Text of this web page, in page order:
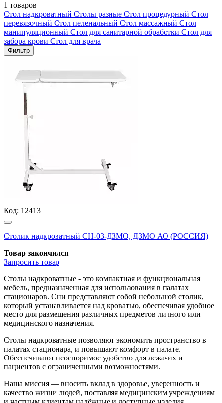
1 товаров
Стол надкроватный Столы разные Стол процедурный Стол
перевязочный Стол пеленальный Стол массажный Стол
манипуляционный Стол для санитарной обработки Стол для
забора крови Стол для врача
Фильтр
Код: 12413
Столик надкроватный СН-03-ДЗМО, ДЗМО АО (РОССИЯ)
Товар закончился
Запросить товар
Столы надкроватные - это компактная и функциональная
мебель, предназначенная для использования в палатах
стационаров. Они представляют собой небольшой столик,
который устанавливается над кроватью, обеспечивая удобное
место для размещения различных предметов личного или
медицинского назначения.
Столы надкроватные позволяют экономить пространство в
палатах стационара, и повышают комфорт в палате.
Обеспечивают неоспоримое удобство для лежачих и
пациентов с ограниченными возможностями.
Наша миссия — вносить вклад в здоровье, уверенность и
качество жизни людей, поставляя медицинским учреждениям
и частным клиентам надёжные и доступные изделия